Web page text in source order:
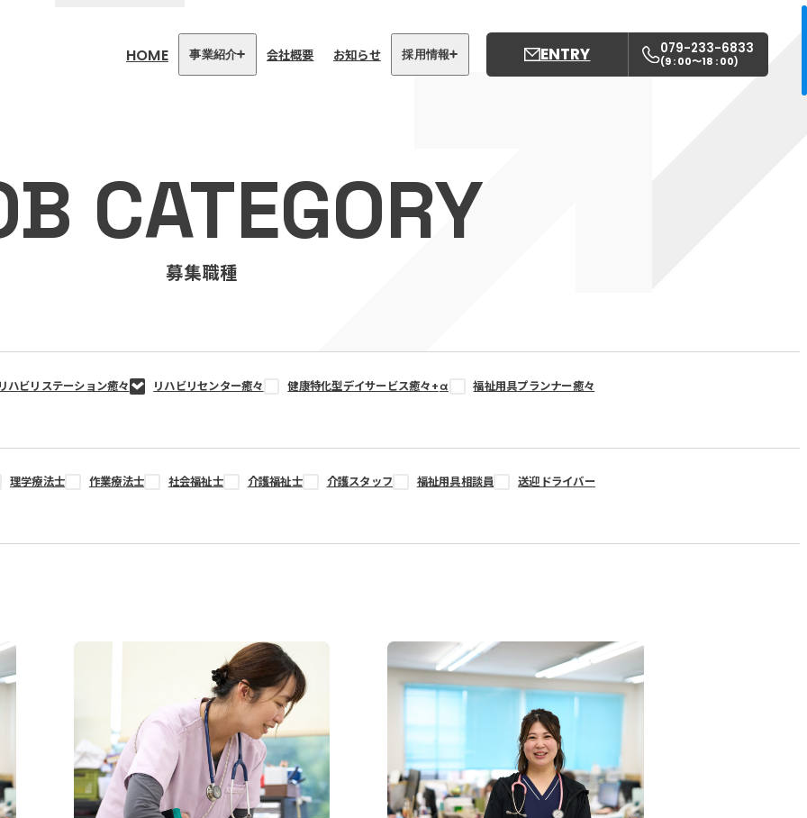
HOME 事業紹介
リハビリセンター癒々
健康特化型デイサービス癒々＋
α
福祉用具プランナー癒々
姫路中央保育園
会社概要 お知らせ 採用情報 ENTRY 079-233-6833
(9 : 00〜18 : 00)
CATEGORY
募集職種
ハビリステーション癒々 リハビリセンター癒々 健康特化型デイサービス癒々+α 福祉用具プランナー癒々
理学療法士 作業療法士 社会福祉士 介護福祉士 介護スタッフ 福祉用具相談員 送迎ドライバー